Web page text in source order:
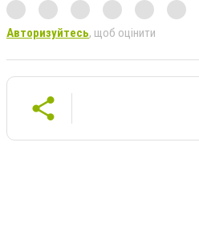
Авторизуйтесь, щоб оцінити